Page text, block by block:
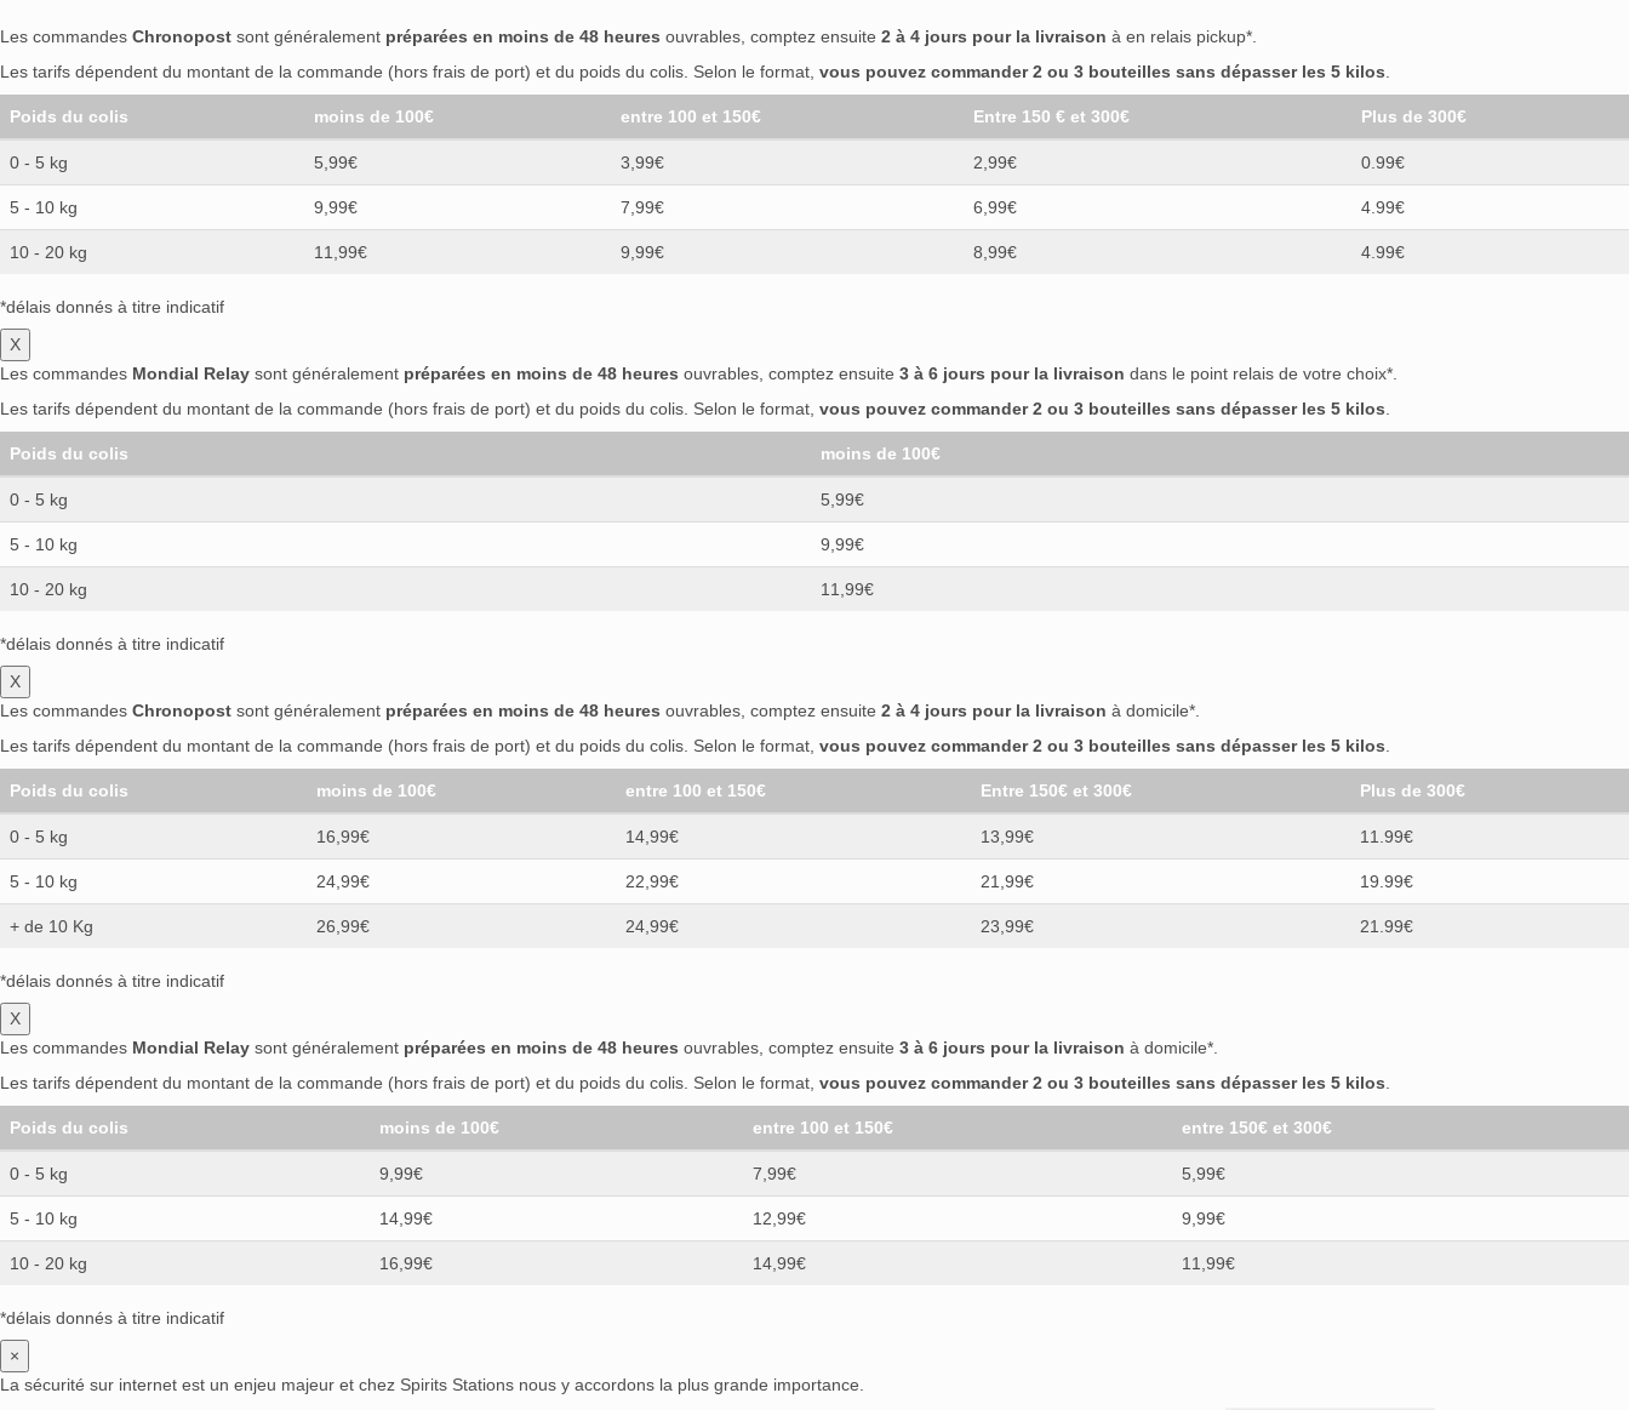
Les commandes Chronopost sont généralement préparées en moins de 48 heures ouvrables, comptez ensuite 2 à 4 jours pour la livraison à en relais pickup*.
Les tarifs dépendent du montant de la commande (hors frais de port) et du poids du colis. Selon le format, vous pouvez commander 2 ou 3 bouteilles sans dépasser les 5 kilos
Poids du colis moins de 100€ entre 100 et 150€ Entre 150 € et 300€ Plus de 300€
0 - 5 kg 5,99€ 3,99€ 2,99€ 0.99€
5 - 10 kg 9,99€ 7,99€ 6,99€ 4.99€
10 - 20 kg 11,99€ 9,99€ 8,99€ 4.99€
*délais donnés à titre indicatif
X
Les commandes Mondial Relay sont généralement préparées en moins de 48 heures ouvrables, comptez ensuite 3 à 6 jours pour la livraison dans le point relais de votre choix*.
Les tarifs dépendent du montant de la commande (hors frais de port) et du poids du colis. Selon le format, vous pouvez commander 2 ou 3 bouteilles sans dépasser les 5 kilos
Poids du colis moins de 100€
0 - 5 kg 5,99€
5 - 10 kg 9,99€
10 - 20 kg 11,99€
*délais donnés à titre indicatif
X
Les commandes Chronopost sont généralement préparées en moins de 48 heures ouvrables, comptez ensuite 2 à 4 jours pour la livraison à domicile*.
Les tarifs dépendent du montant de la commande (hors frais de port) et du poids du colis. Selon le format, vous pouvez commander 2 ou 3 bouteilles sans dépasser les 5 kilos
Poids du colis moins de 100€ entre 100 et 150€ Entre 150€ et 300€ Plus de 300€
0 - 5 kg 16,99€ 14,99€ 13,99€ 11.99€
5 - 10 kg 24,99€ 22,99€ 21,99€ 19.99€
+ de 10 Kg 26,99€ 24,99€ 23,99€ 21.99€
*délais donnés à titre indicatif
X
Les commandes Mondial Relay sont généralement préparées en moins de 48 heures ouvrables, comptez ensuite 3 à 6 jours pour la livraison à domicile*.
Les tarifs dépendent du montant de la commande (hors frais de port) et du poids du colis. Selon le format, vous pouvez commander 2 ou 3 bouteilles sans dépasser les 5 kilos
Poids du colis moins de 100€ entre 100 et 150€ entre 150€ et 300€
0 - 5 kg 9,99€ 7,99€ 5,99€
5 - 10 kg 14,99€ 12,99€ 9,99€
10 - 20 kg 16,99€ 14,99€ 11,99€
*délais donnés à titre indicatif
×
La sécurité sur internet est un enjeu majeur et chez Spirits Stations nous y accordons la plus grande importance.